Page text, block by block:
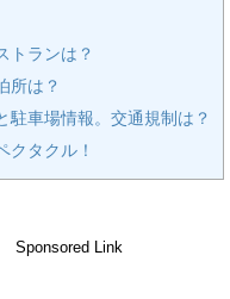
トランは？
所は？
駐車場情報。交通規制は？
クタクル！
Sponsored Link